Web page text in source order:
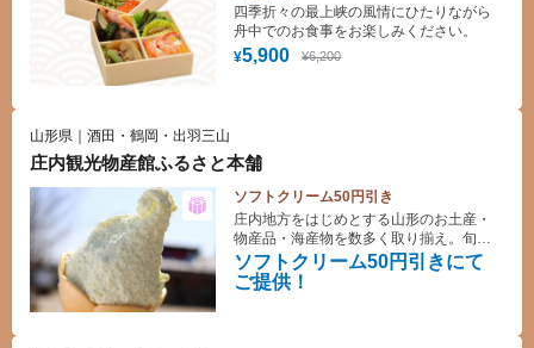
¥5,900 ¥6,200
四季折々の最上峡の風情にひたりながら
舟中でのお食事をお楽しみください。
山形県｜酒田・鶴岡・出羽三山
庄内観光物産館ふるさと本舗
ソフトクリーム50円引き
ソフトクリーム50円引きにて
ご提供！
庄内地方をはじめとする山形のお土産・
物産品・海産物を数多く取り揃え。旬の
味、郷土料理が味わえる食堂も充実して
います。